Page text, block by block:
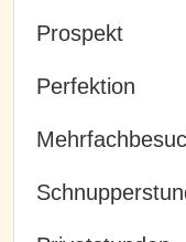
Prospekt
Perfektion